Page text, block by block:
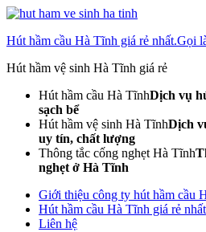
Skip
content
Enter)
Hút hầm cầu Hà Tĩnh giá rẻ nhất.Gọi
Hút hầm vệ sinh Hà Tĩnh giá rẻ
Hút hầm cầu Hà TĩnhDịch vụ
sạch bể
Hút hầm vệ sinh Hà TĩnhDịch
uy tín, chất lượng
Thông tắc cống nghẹt Hà Tĩnh
nghẹt ở Hà Tĩnh
Giới thiệu công ty hút hầm cầu
Hút hầm cầu Hà Tĩnh giá rẻ nhất
Liên hệ